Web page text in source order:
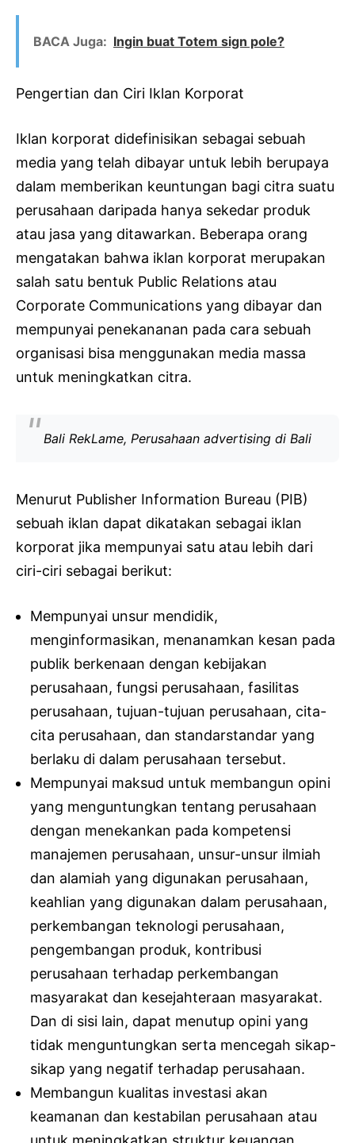
BACA Juga: Ingin buat Totem sign pole?
Pengertian dan Ciri Iklan Korporat
Iklan korporat didefinisikan sebagai sebuah
media yang telah dibayar untuk lebih berupaya
dalam memberikan keuntungan bagi citra suatu
perusahaan daripada hanya sekedar produk
atau jasa yang ditawarkan. Beberapa orang
mengatakan bahwa iklan korporat merupakan
salah satu bentuk Public Relations atau
Corporate Communications yang dibayar dan
mempunyai penekananan pada cara sebuah
organisasi bisa menggunakan media massa
untuk meningkatkan citra.
Bali RekLame, Perusahaan advertising di Bali
Menurut Publisher Information Bureau (PIB)
sebuah iklan dapat dikatakan sebagai iklan
korporat jika mempunyai satu atau lebih dari
ciri-ciri sebagai berikut:
Mempunyai unsur mendidik,
menginformasikan, menanamkan kesan pada
publik berkenaan dengan kebijakan
perusahaan, fungsi perusahaan, fasilitas
perusahaan, tujuan-tujuan perusahaan, cita-
cita perusahaan, dan standarstandar yang
berlaku di dalam perusahaan tersebut.
Mempunyai maksud untuk membangun opini
yang menguntungkan tentang perusahaan
dengan menekankan pada kompetensi
manajemen perusahaan, unsur-unsur ilmiah
dan alamiah yang digunakan perusahaan,
keahlian yang digunakan dalam perusahaan,
perkembangan teknologi perusahaan,
pengembangan produk, kontribusi
perusahaan terhadap perkembangan
masyarakat dan kesejahteraan masyarakat.
Dan di sisi lain, dapat menutup opini yang
tidak menguntungkan serta mencegah sikap-
sikap yang negatif terhadap perusahaan.
Membangun kualitas investasi akan
keamanan dan kestabilan perusahaan atau